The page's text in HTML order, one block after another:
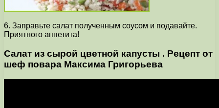
6. Заправьте салат полученным соусом и подавайте.
Приятного аппетита!
Салат из сырой цветной капусты . Рецепт от
шеф повара Максима Григорьева